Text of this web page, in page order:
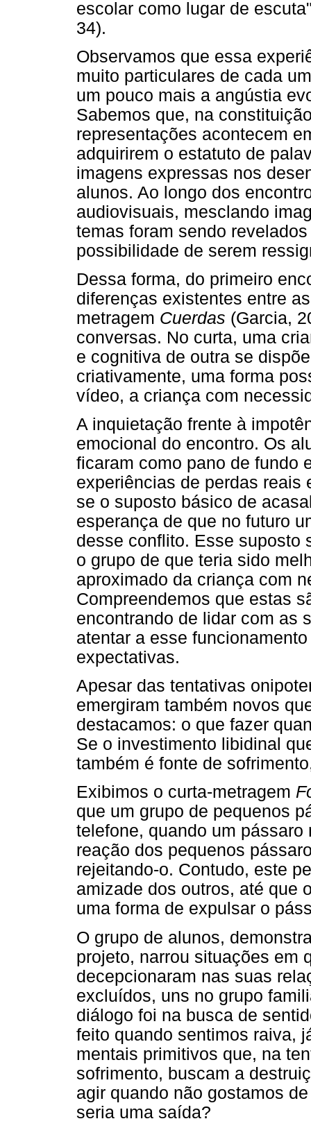
escolar como lugar de
34).
Observamos que essa
muito particulares de cada
um pouco mais a angústia
Sabemos que, na
representações acontecem
adquirirem o estatuto de
imagens expressas nos
alunos. Ao longo dos
audiovisuais, mesclando
temas foram sendo
possibilidade de serem
Dessa forma, do primeiro
diferenças existentes entre
metragem Cuerdas (Garcia,
conversas. No curta, uma
e cognitiva de outra se
criativamente, uma forma
vídeo, a criança com
A inquietação frente à
emocional do encontro. Os
ficaram como pano de fundo
experiências de perdas reais
se o suposto básico de
esperança de que no futuro
desse conflito. Esse suposto
o grupo de que teria sido
aproximado da criança com
Compreendemos que estas
encontrando de lidar com as
atentar a esse
expectativas.
Apesar das tentativas
emergiram também novos
destacamos: o que fazer
Se o investimento libidinal
também é fonte de
Exibimos o curta-metragem
que um grupo de pequenos
telefone, quando um
reação dos pequenos
rejeitando-o. Contudo, este
amizade dos outros, até que
uma forma de expulsar o
O grupo de alunos,
projeto, narrou situações em
decepcionaram nas suas
excluídos, uns no grupo
diálogo foi na busca de
feito quando sentimos raiva,
mentais primitivos que, na
sofrimento, buscam a
agir quando não gostamos
seria uma saída?